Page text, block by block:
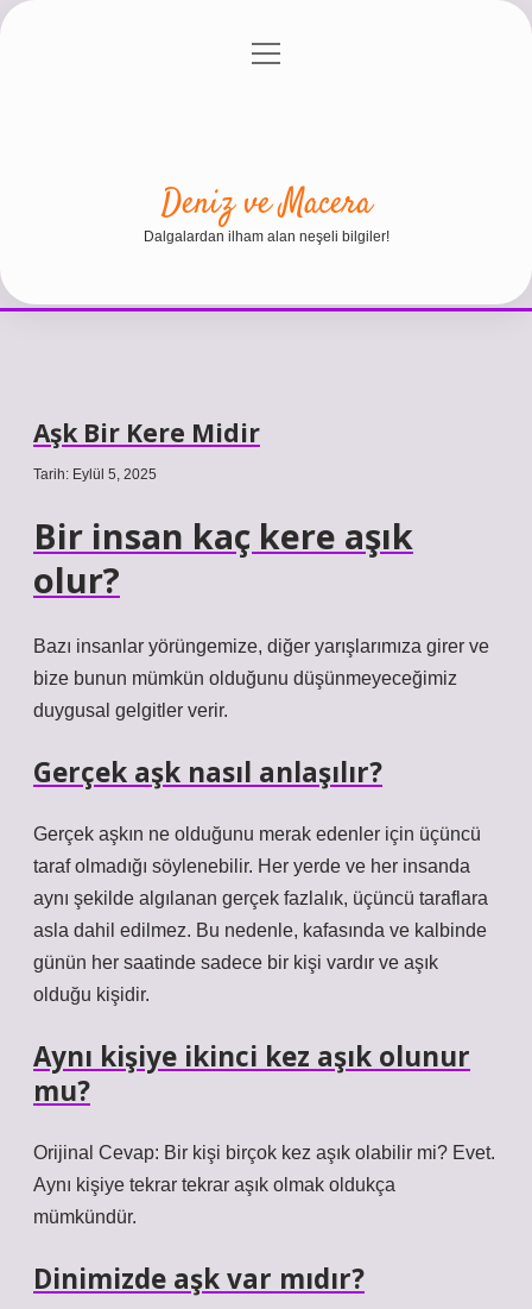
Gizlilik Politikası
menüyü
Deniz ve Macera
Dalgalardan ilham alan neşeli bilgiler!
Aşk Bir Kere Midir
Tarih: Eylül 5, 2025
Bir insan kaç kere aşık
olur?
Bazı insanlar yörüngemize, diğer yarışlarımıza girer ve
bize bunun mümkün olduğunu düşünmeyeceğimiz
duygusal gelgitler verir.
Gerçek aşk nasıl anlaşılır?
Gerçek aşkın ne olduğunu merak edenler için üçüncü
taraf olmadığı söylenebilir. Her yerde ve her insanda
aynı şekilde algılanan gerçek fazlalık, üçüncü taraflara
asla dahil edilmez. Bu nedenle, kafasında ve kalbinde
günün her saatinde sadece bir kişi vardır ve aşık
olduğu kişidir.
Aynı kişiye ikinci kez aşık olunur
mu?
Orijinal Cevap: Bir kişi birçok kez aşık olabilir mi? Evet.
Aynı kişiye tekrar tekrar aşık olmak oldukça
mümkündür.
Dinimizde aşk var mıdır?